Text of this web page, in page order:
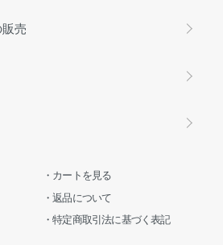
売
カートを見る
返品について
特定商取引法に基づく表記